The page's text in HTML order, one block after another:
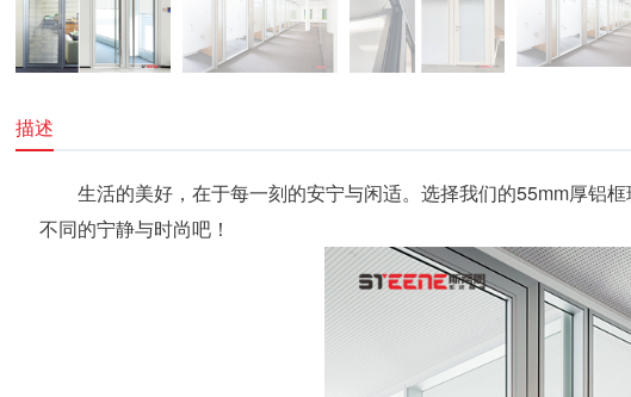
描述
生活的美好，在于每一刻的安宁与闲适。选择我们的55mm厚铝
不同的宁静与时尚吧！